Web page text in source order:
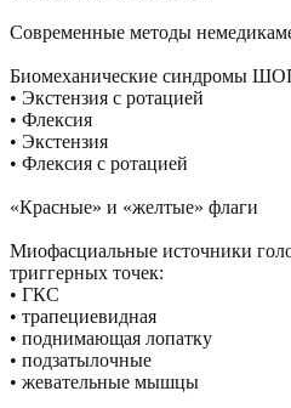
Современные методы
Биомеханические синдромы
• Экстензия с ротацией
• Флексия
• Экстензия
• Флексия с ротацией
«Красные» и «желтые» флаги
Миофасциальные источники
триггерных точек:
• ГКС
• трапециевидная
• поднимающая лопатку
• подзатылочные
• жевательные мышцы